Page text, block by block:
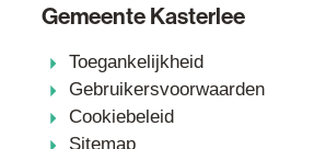
Gemeente Kasterlee
Toegankelijkheid
Gebruikersvoorwaarden
Cookiebeleid
Sitemap